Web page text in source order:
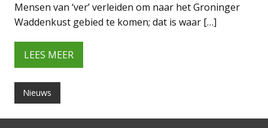
Mensen van ‘ver’ verleiden om naar het Groninger
Waddenkust gebied te komen; dat is waar […]
LEES MEER
Nieuws